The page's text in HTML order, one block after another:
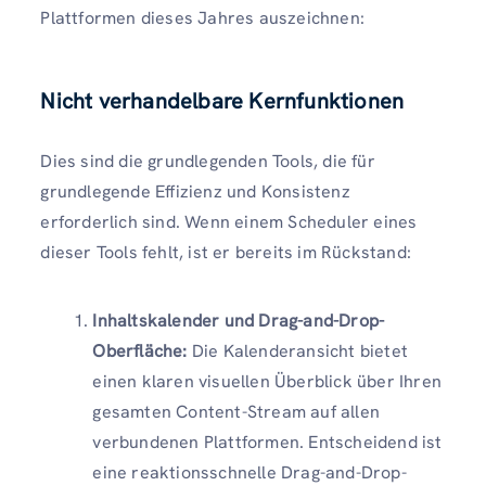
Plattformen dieses Jahres auszeichnen:
Nicht verhandelbare Kernfunktionen
Dies sind die grundlegenden Tools, die für
grundlegende Effizienz und Konsistenz
erforderlich sind. Wenn einem Scheduler eines
dieser Tools fehlt, ist er bereits im Rückstand:
Inhaltskalender und Drag-and-Drop-
Oberfläche: Die Kalenderansicht bietet
einen klaren visuellen Überblick über Ihren
gesamten Content-Stream auf allen
verbundenen Plattformen. Entscheidend ist
eine reaktionsschnelle Drag-and-Drop-